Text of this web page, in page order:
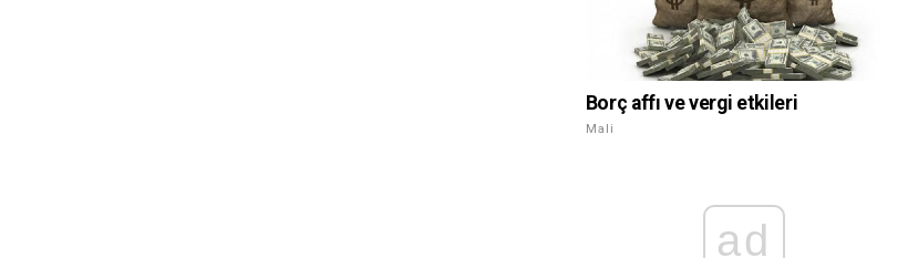
Borç affı ve vergi etkileri
Mali
ad